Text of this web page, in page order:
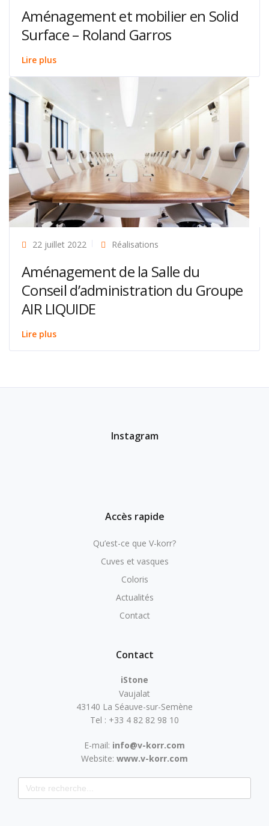
Aménagement et mobilier en Solid
Surface – Roland Garros
Lire plus
22 juillet 2022 Réalisations
Aménagement de la Salle du
Conseil d’administration du Groupe
AIR LIQUIDE
Lire plus
Instagram
Accès rapide
Qu’est-ce que V-korr?
Cuves et vasques
Coloris
Actualités
Contact
Contact
iStone
Vaujalat
43140 La Séauve-sur-Semène
Tel : +33 4 82 82 98 10
E-mail: info@v-korr.com
Website: www.v-korr.com